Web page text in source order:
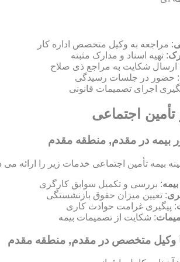
: مراجعه به وکیل متخصص اداره کار
: تهیه اسناد و مدارک مثبته
ارسال شکایت به مراجع ذی صلاح
: حضور در جلسات رسیدگی
اجرای تصمیمات قانونی
اجتماعی
بیمه در مقدم, منطقه مقدم
بیمه تأمین اجتماعی خدمات زیر را ارائه می
: بررسی و تکمیل سوابق کارگری
: تعیین میزان حقوق بازنشستگی
: پیگیری غرامت حوادث کاری
: شکایت از تصمیمات بیمه
وکیل متخصص در مقدم, منطقه مقدم